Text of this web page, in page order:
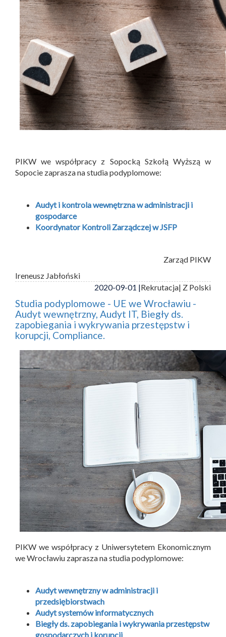
PIKW we współpracy z Sopocką Szkołą Wyższą w
Sopocie zaprasza na studia podyplomowe:
Audyt i kontrola wewnętrzna w administracji i
gospodarce
Koordynator Kontroli Zarządczej w JSFP
Zarząd PIKW
Ireneusz Jabłoński
2020-09-01 |Rekrutacja| Z Polski
Studia podyplomowe - UE we Wrocławiu -
Audyt wewnętrzny, Audyt IT, Biegły ds.
zapobiegania i wykrywania przestępstw i
korupcji, Compliance.
PIKW we współpracy z Uniwersytetem Ekonomicznym
we Wrocławiu zaprasza na studia podyplomowe:
Audyt wewnętrzny w administracji i
przedsiębiorstwach
Audyt systemów informatycznych
Biegły ds. zapobiegania i wykrywania przestępstw
gospodarczych i korupcji